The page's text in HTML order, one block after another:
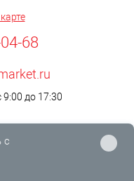
68
до 17:30
с